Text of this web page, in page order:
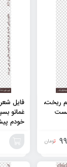
ریخت،
تومان
فایل
غماتو
خودم
افزودن